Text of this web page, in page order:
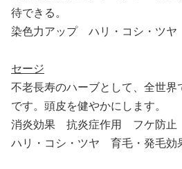
待できる。
染色力アップ ハリ・コシ・ツ
セージ
不老長寿のハーブとして、全世界
です。頭皮を健やかにします。
消炎効果 抗炎症作用 フケ防止
ハリ・コシ・ツヤ 育毛・発毛効